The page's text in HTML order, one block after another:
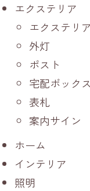
エクステリア
エクステリ
外灯
ポスト
宅配ボックス
表札
案内サイン
ホーム
インテリア
照明